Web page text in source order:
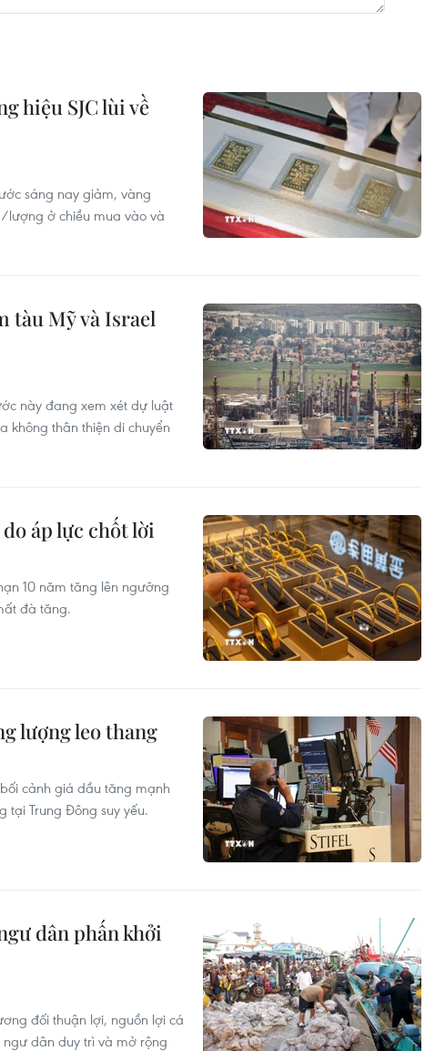
hiệu SJC lùi về
sáng nay giảm, vàng
lượng ở chiều mua vào và
tàu Mỹ và Israel
này đang xem xét dự luật
không thân thiện di chuyển
áp lực chốt lời
10 năm tăng lên ngưỡng
đà tăng.
lượng leo thang
cảnh giá dầu tăng mạnh
tại Trung Đông suy yếu.
dân phấn khởi
đối thuận lợi, nguồn lợi cá
dân duy trì và mở rộng